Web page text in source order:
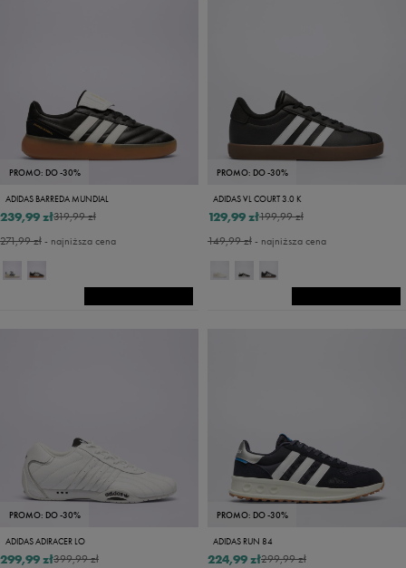
PROMO: DO -30%
ADIDAS BARREDA MUNDIAL
319,99 zł
239,99 zł
271,99 zł- najniższa cena
PROMO: DO -30%
ADIDAS VL COURT 3.0 K
199,99 zł
129,99 zł
149,99 zł- najniższa cena
PROMO: DO -30%
ADIDAS ADIRACER LO
399,99 zł
299,99 zł
PROMO: DO -30%
ADIDAS RUN 84
299,99 zł
224,99 zł